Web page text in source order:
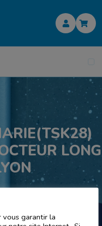
LONG
vous garantir la